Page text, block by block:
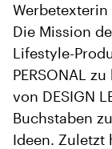
Die Mission
Lifestyle-
PERSONAL
von DESIGN
Buchstaben
Ideen. Zuletzt